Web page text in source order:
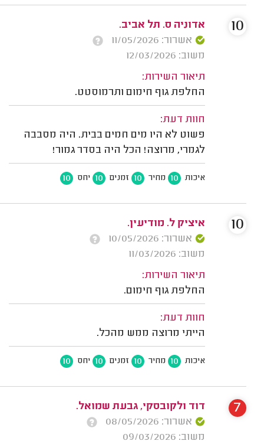
אדוניה ס. תל אביב.
אשרור: 11/05/2026
משוב: 12/03/2026
תיאור השירות:
החלפת גוף חימום ותרמוסטט.
חוות דעת:
פשוט לא היו מים חמים בבית. היה מסבבה
לגמרי, מרוצה! הכל היה בסדר גמור!
איכות 10 מחיר 10 זמנים 10 יחס 10
10
איציק ל. מודיעין.
אשרור: 10/05/2026
משוב: 11/03/2026
תיאור השירות:
החלפת גוף חימום.
חוות דעת:
הייתי מרוצה ממש מהכל.
איכות 10 מחיר 10 זמנים 10 יחס 10
10
דוד ולקובסקי, גבעת שמואל.
אשרור: 08/05/2026
משוב: 09/03/2026
7